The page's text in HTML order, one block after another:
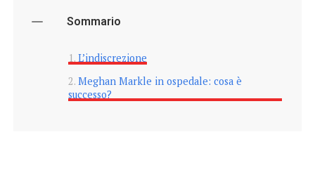
Sommario
L’indiscrezione
Meghan Markle in ospedale: cosa è
successo?